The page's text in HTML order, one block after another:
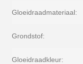
Gloeidraadmateriaal:
Grondstof:
Gloeidraadkleur: